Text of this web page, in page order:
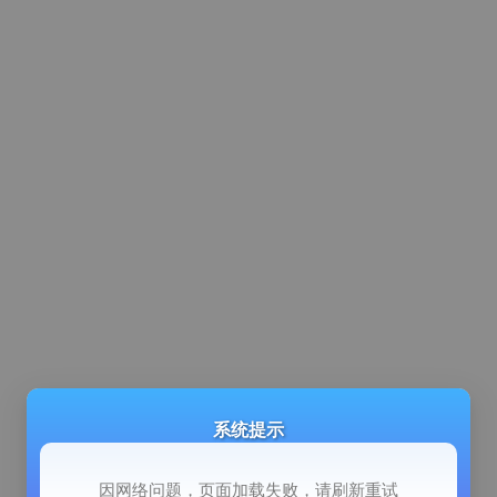
系统提示
因网络问题，页面加载失败，请刷新重试